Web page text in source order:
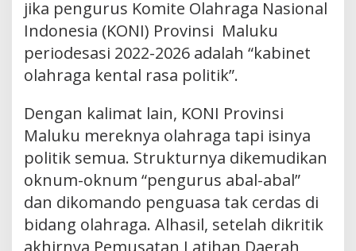
jika pengurus Komite Olahraga Nasional
Indonesia (KONI) Provinsi Maluku
periodesasi 2022-2026 adalah “kabinet
olahraga kental rasa politik”.
Dengan kalimat lain, KONI Provinsi
Maluku mereknya olahraga tapi isinya
politik semua. Strukturnya dikemudikan
oknum-oknum “pengurus abal-abal”
dan dikomando penguasa tak cerdas di
bidang olahraga. Alhasil, setelah dikritik
akhirnya Pemusatan Latihan Daerah